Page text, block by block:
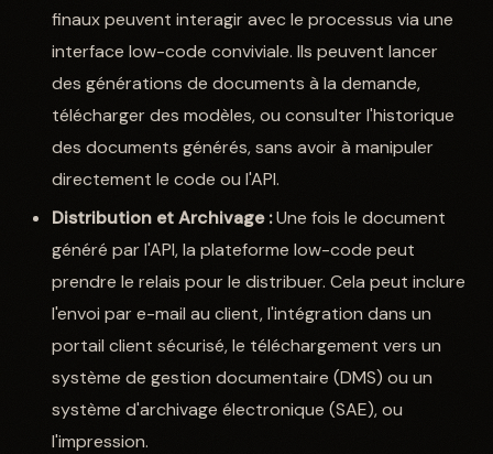
finaux peuvent interagir avec le processus via une
interface low-code conviviale. Ils peuvent lancer
des générations de documents à la demande,
télécharger des modèles, ou consulter l'historique
des documents générés, sans avoir à manipuler
directement le code ou l'API.
Distribution et Archivage :Une fois le document
généré par l'API, la plateforme low-code peut
prendre le relais pour le distribuer. Cela peut inclure
l'envoi par e-mail au client, l'intégration dans un
portail client sécurisé, le téléchargement vers un
système de gestion documentaire (DMS) ou un
système d'archivage électronique (SAE), ou
l'impression.